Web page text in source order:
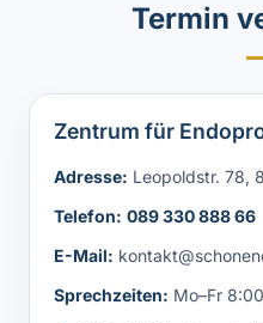
Termin
Zentrum für
Adresse: Leopoldstr. 78,
Telefon: 089 330 888 66
E-Mail:
Sprechzeiten: Mo–Fr